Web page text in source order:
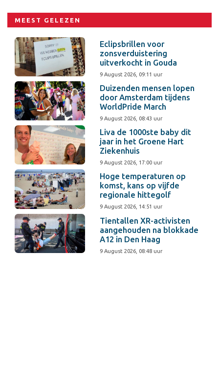
MEEST GELEZEN
Eclipsbrillen voor
zonsverduistering
uitverkocht in Gouda
9 August 2026, 09:11 uur
Duizenden mensen lopen
door Amsterdam tijdens
WorldPride March
9 August 2026, 08:43 uur
Liva de 1000ste baby dit
jaar in het Groene Hart
Ziekenhuis
9 August 2026, 17:00 uur
Hoge temperaturen op
komst, kans op vijfde
regionale hittegolf
9 August 2026, 14:51 uur
Tientallen XR-activisten
aangehouden na blokkade
A12 in Den Haag
9 August 2026, 08:48 uur